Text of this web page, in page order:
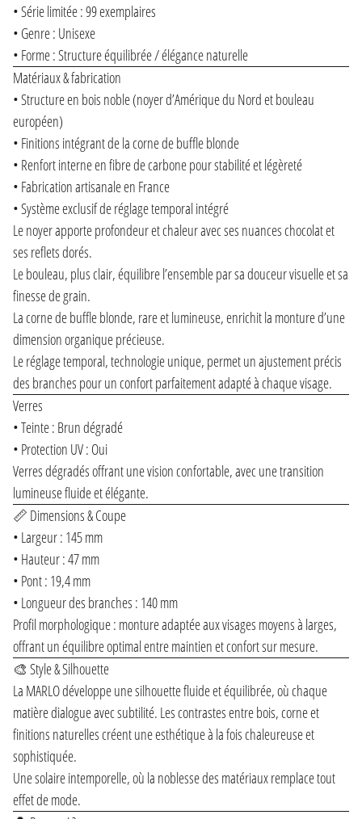
• Série limitée : 99 exemplaires
• Genre : Unisexe
• Forme : Structure équilibrée / élégance naturelle
Matériaux & fabrication
• Structure en bois noble (noyer d’Amérique du Nord et bouleau
européen)
• Finitions intégrant de la corne de buffle blonde
• Renfort interne en fibre de carbone pour stabilité et légèreté
• Fabrication artisanale en France
• Système exclusif de réglage temporal intégré
Le noyer apporte profondeur et chaleur avec ses nuances chocolat et
ses reflets dorés.
Le bouleau, plus clair, équilibre l’ensemble par sa douceur visuelle et sa
finesse de grain.
La corne de buffle blonde, rare et lumineuse, enrichit la monture d’une
dimension organique précieuse.
Le réglage temporal, technologie unique, permet un ajustement précis
des branches pour un confort parfaitement adapté à chaque visage.
Verres
• Teinte : Brun dégradé
• Protection UV : Oui
Verres dégradés offrant une vision confortable, avec une transition
lumineuse fluide et élégante.
📏 Dimensions & Coupe
• Largeur : 145 mm
• Hauteur : 47 mm
• Pont : 19,4 mm
• Longueur des branches : 140 mm
Profil morphologique : monture adaptée aux visages moyens à larges,
offrant un équilibre optimal entre maintien et confort sur mesure.
🎨 Style & Silhouette
La MARLO développe une silhouette fluide et équilibrée, où chaque
matière dialogue avec subtilité. Les contrastes entre bois, corne et
finitions naturelles créent une esthétique à la fois chaleureuse et
sophistiquée.
Une solaire intemporelle, où la noblesse des matériaux remplace tout
effet de mode.